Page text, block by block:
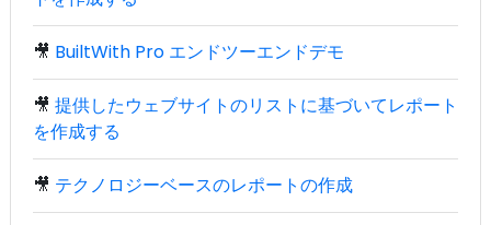
🎥 BuiltWith Pro エンドツーエンドデモ
🎥 提供したウェブサイトのリストに基づいてレポート
を作成する
🎥 テクノロジーベースのレポートの作成